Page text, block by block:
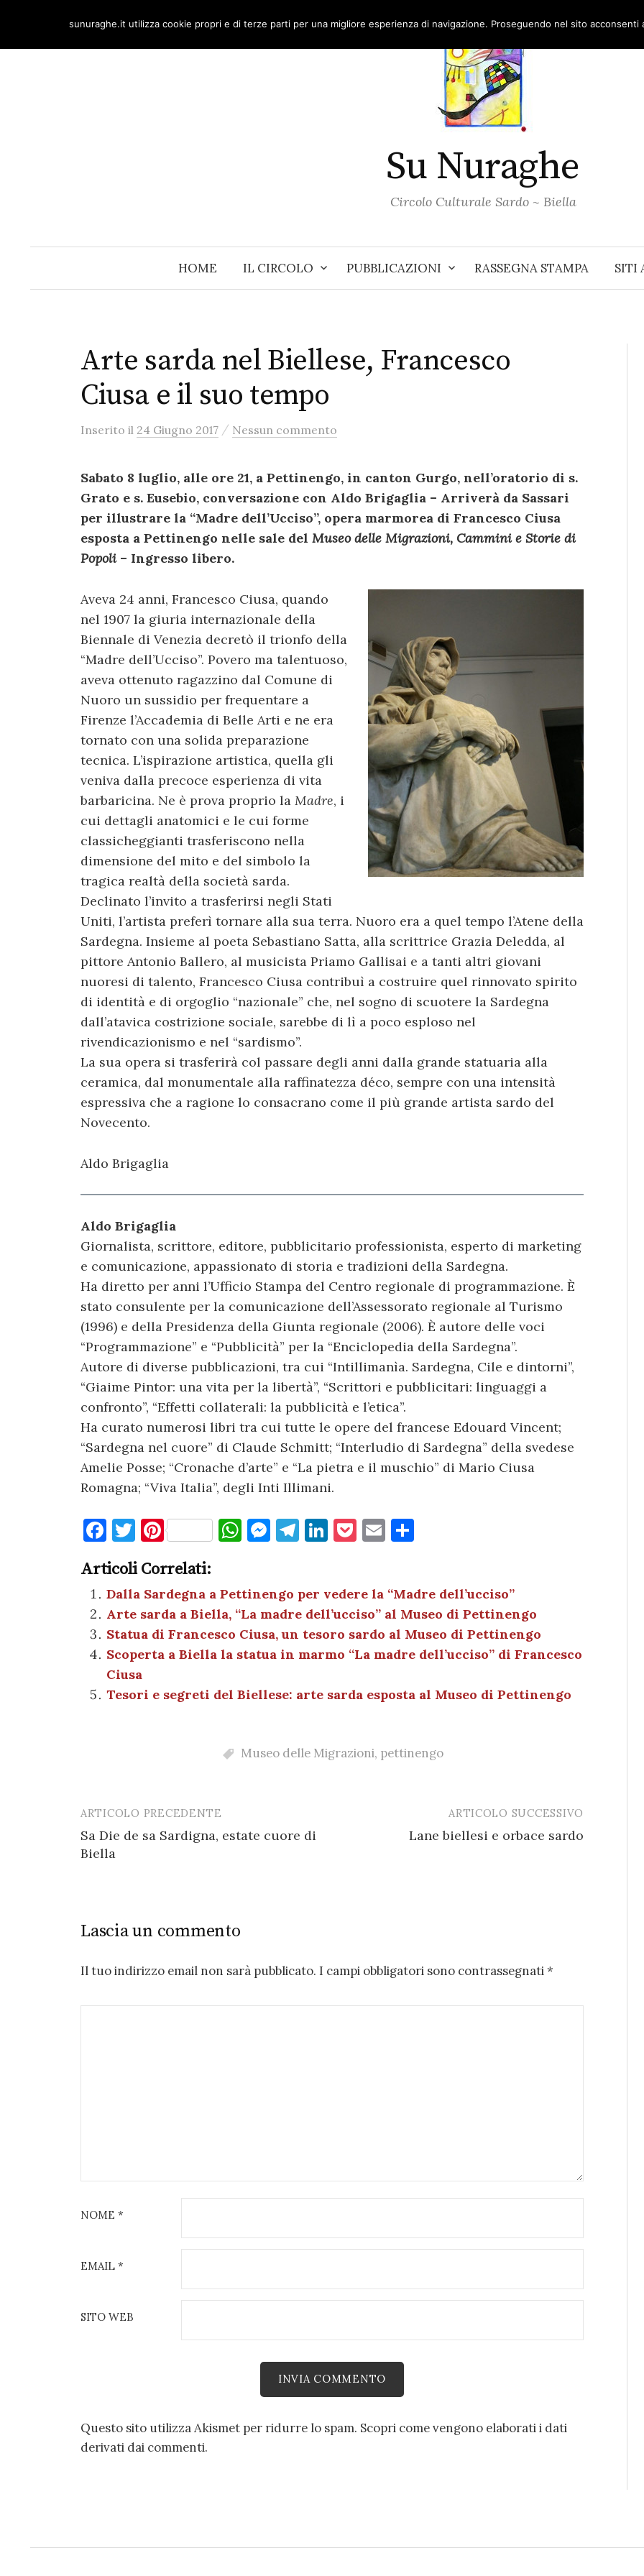
content
Su Nuraghe
Circolo Culturale Sardo ~ Biella
HOME IL CIRCOLO PUBBLICAZIONI RASSEGNA STAMPA SITI
Arte sarda nel Biellese, Francesco
Ciusa e il suo tempo
Inserito il 24 Giugno 2017 / Nessun commento
Sabato 8 luglio, alle ore 21, a Pettinengo, in canton Gurgo, nell’oratorio di s.
Grato e s. Eusebio, conversazione con Aldo Brigaglia – Arriverà da Sassari
per illustrare la “Madre dell’Ucciso”, opera marmorea di Francesco Ciusa
esposta a Pettinengo nelle sale del Museo delle Migrazioni, Cammini e Storie di
Popoli– Ingresso libero.
Aveva 24 anni, Francesco Ciusa, quando
nel 1907 la giuria internazionale della
Biennale di Venezia decretò il trionfo della
“Madre dell’Ucciso”. Povero ma talentuoso,
aveva ottenuto ragazzino dal Comune di
Nuoro un sussidio per frequentare a
Firenze l’Accademia di Belle Arti e ne era
tornato con una solida preparazione
tecnica. L’ispirazione artistica, quella gli
veniva dalla precoce esperienza di vita
barbaricina. Ne è prova proprio la Madre, i
cui dettagli anatomici e le cui forme
classicheggianti trasferiscono nella
dimensione del mito e del simbolo la
tragica realtà della società sarda.
Declinato l’invito a trasferirsi negli Stati
Uniti, l’artista preferì tornare alla sua terra. Nuoro era a quel tempo l’Atene della
Sardegna. Insieme al poeta Sebastiano Satta, alla scrittrice Grazia Deledda, al
pittore Antonio Ballero, al musicista Priamo Gallisai e a tanti altri giovani
nuoresi di talento, Francesco Ciusa contribuì a costruire quel rinnovato spirito
di identità e di orgoglio “nazionale” che, nel sogno di scuotere la Sardegna
dall’atavica costrizione sociale, sarebbe di lì a poco esploso nel
rivendicazionismo e nel “sardismo”.
La sua opera si trasferirà col passare degli anni dalla grande statuaria alla
ceramica, dal monumentale alla raffinatezza déco, sempre con una intensità
espressiva che a ragione lo consacrano come il più grande artista sardo del
Novecento.
Aldo Brigaglia
Aldo Brigaglia
Giornalista, scrittore, editore, pubblicitario professionista, esperto di marketing
e comunicazione, appassionato di storia e tradizioni della Sardegna.
Ha diretto per anni l’Ufficio Stampa del Centro regionale di programmazione. È
stato consulente per la comunicazione dell’Assessorato regionale al Turismo
(1996) e della Presidenza della Giunta regionale (2006). È autore delle voci
“Programmazione” e “Pubblicità” per la “Enciclopedia della Sardegna”.
Autore di diverse pubblicazioni, tra cui “Intillimanìa. Sardegna, Cile e dintorni”,
“Giaime Pintor: una vita per la libertà”, “Scrittori e pubblicitari: linguaggi a
confronto”, “Effetti collaterali: la pubblicità e l’etica”.
Ha curato numerosi libri tra cui tutte le opere del francese Edouard Vincent;
“Sardegna nel cuore” di Claude Schmitt; “Interludio di Sardegna” della svedese
Amelie Posse; “Cronache d’arte” e “La pietra e il muschio” di Mario Ciusa
Romagna; “Viva Italia”, degli Inti Illimani.
F
c
e
b
o
o
k
T
it
te
r
Pi
er
es
t
W
s
A
p
p
M
n
g
er
T
gr
a
m
Li
e
dI
n
P
k
et
E
l di
vi
di
Articoli Correlati:
Dalla Sardegna a Pettinengo per vedere la “Madre dell’ucciso”
Arte sarda a Biella, “La madre dell’ucciso” al Museo di Pettinengo
Statua di Francesco Ciusa, un tesoro sardo al Museo di Pettinengo
Scoperta a Biella la statua in marmo “La madre dell’ucciso” di Francesco
Ciusa
Tesori e segreti del Biellese: arte sarda esposta al Museo di Pettinengo
Museo delle Migrazioni, pettinengo
Post
navigation
ARTICOLO PRECEDENTE
Sa Die de sa Sardigna, estate cuore di
Biella
ARTICOLO SUCCESSIVO
Lane biellesi e orbace sardo
Lascia un commento
Il tuo indirizzo email non sarà pubblicato. I campi obbligatori sono contrassegnati*
NOME *
EMAIL *
SITO WEB
Questo sito utilizza Akismet per ridurre lo spam. Scopri come vengono elaborati i dati
derivati dai commenti.
sunuraghe.it utilizza cookie propri e di terze parti per una migliore esperienza di navigazione. Proseguendo nel sito acconsenti